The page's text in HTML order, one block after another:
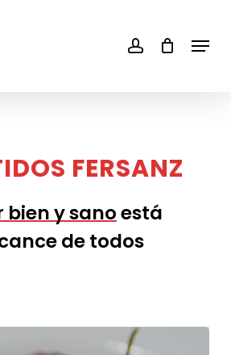
account
FERSANZ
bien y sanoestá
de todos